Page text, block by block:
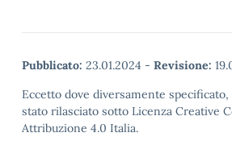
Pubblicato: 23.01.2024 - Revisione:
Eccetto dove diversamente
stato rilasciato sotto Licenza Creative
Attribuzione 4.0 Italia.